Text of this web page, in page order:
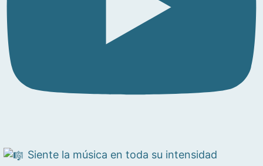
Siente la música en toda su intensidad